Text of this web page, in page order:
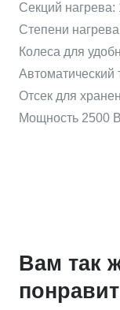
D-
11
Секций нагрева:
Степени
Колеса для
Автоматический
Отсек для
Мощность 2500
Вам так